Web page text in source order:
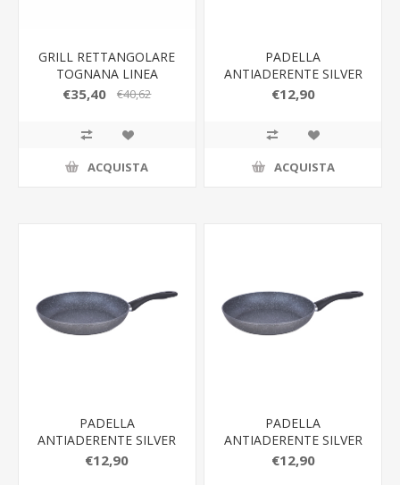
GRILL RETTANGOLARE
TOGNANA LINEA
MYTHOS 33.5X24X4 CM
€35,40 €40,62
ACQUISTA
PADELLA
ANTIADERENTE SILVER
ROCK 26CM
€12,90
ACQUISTA
PADELLA
ANTIADERENTE SILVER
ROCK 30CM
€12,90
PADELLA
ANTIADERENTE SILVER
ROCK 24CM
€12,90